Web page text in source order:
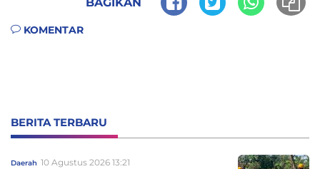
KOMENTAR
BERITA TERBARU
Daerah 10 Agustus 2026 13:21